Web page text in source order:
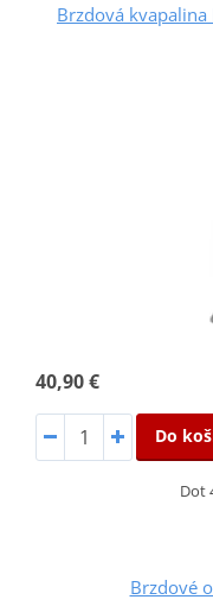
Brzdová kvapalina
40,90 €
Do
Dot
Brzdové